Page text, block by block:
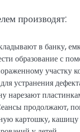
производят:
в банку,
образование с
участку
устранения
нарезают
продолжают,
картошку,